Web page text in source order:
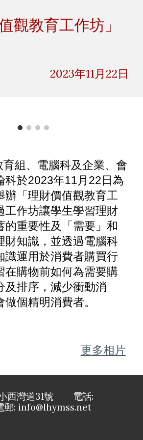
Skip to navigation
觀教育工作坊」
2023年11月 22日
育組、電腦科及企業、會
科於2023年11月22日為
辦「理財價值觀教育工
工作坊讓學生學習理財
的重要性及「需要」和
財知識，並透過電腦科
識運用於消費者購買行
在購物前如何為需要購
及排序，減少衝動消
個精明消費者。
更多相片
小西灣道31號 電話:
: info@lhymss.net